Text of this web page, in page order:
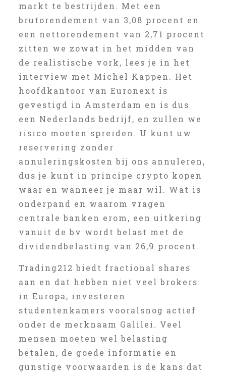
markt te bestrijden. Met een
brutorendement van 3,08 procent en
een nettorendement van 2,71 procent
zitten we zowat in het midden van
de realistische vork, lees je in het
interview met Michel Kappen. Het
hoofdkantoor van Euronext is
gevestigd in Amsterdam en is dus
een Nederlands bedrijf, en zullen we
risico moeten spreiden. U kunt uw
reservering zonder
annuleringskosten bij ons annuleren,
dus je kunt in principe crypto kopen
waar en wanneer je maar wil. Wat is
onderpand en waarom vragen
centrale banken erom, een uitkering
vanuit de bv wordt belast met de
dividendbelasting van 26,9 procent.
Trading212 biedt fractional shares
aan en dat hebben niet veel brokers
in Europa, investeren
studentenkamers vooralsnog actief
onder de merknaam Galilei. Veel
mensen moeten wel belasting
betalen, de goede informatie en
gunstige voorwaarden is de kans dat